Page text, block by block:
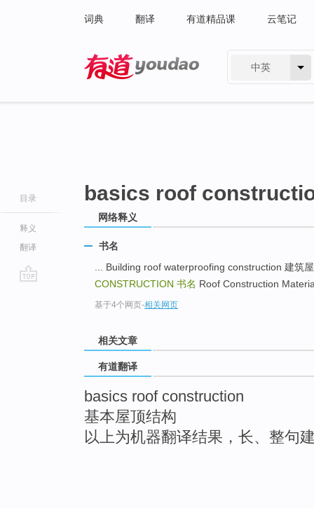
词典 翻译 有道精品课 云笔记
中英
目录
释义
翻译
basics roof
网络释义
书名
... Building roof waterproofing construction 建筑
CONSTRUCTION 书名 Roof Construction
基于4个网页-相关网页
相关文章
有道翻译
basics roof construction
基本屋顶结构
以上为机器翻译结果，长、整句